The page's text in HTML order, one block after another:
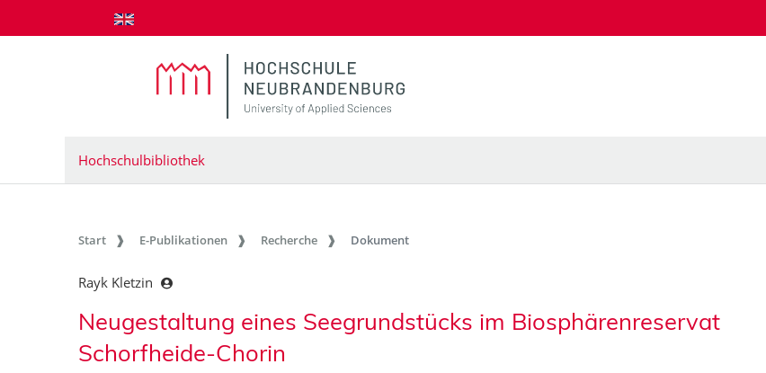
zum Inhalt springen
Hochschulbibliothek
Start E-Publikationen Recherche Dokument
Rayk Kletzin
Neugestaltung eines Seegrundstücks im Biosphärenreservat
Schorfheide-Chorin